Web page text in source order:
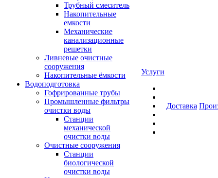
Трубный смеситель
Накопительные
емкости
Механические
канализационные
решетки
Ливневые очистные
сооружения
Накопительные ёмкости
Водоподготовка
Гофрированные трубы
Промышленные фильтры
очистки воды
Станции
механической
очистки воды
Очистные сооружения
Станции
биологической
очистки воды
Услуги
Доставка